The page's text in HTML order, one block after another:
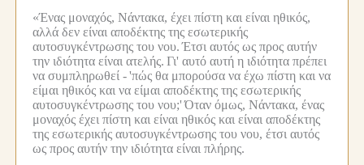
«Ένας μοναχός, Νάντακα, έχει πίστη και είναι ηθικός,
αλλά δεν είναι αποδέκτης της εσωτερικής
αυτοσυγκέντρωσης του νου. Έτσι αυτός ως προς αυτήν
την ιδιότητα είναι ατελής. Γι' αυτό αυτή η ιδιότητα πρέπει
να συμπληρωθεί -'πώς θα μπορούσα να έχω πίστη και να
είμαι ηθικός και να είμαι αποδέκτης της εσωτερικής
αυτοσυγκέντρωσης του νου;' Όταν όμως, Νάντακα, ένας
μοναχός έχει πίστη και είναι ηθικός και είναι αποδέκτης
της εσωτερικής αυτοσυγκέντρωσης του νου, έτσι αυτός
ως προς αυτήν την ιδιότητα είναι πλήρης.